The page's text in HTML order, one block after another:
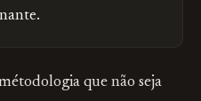
que não seja